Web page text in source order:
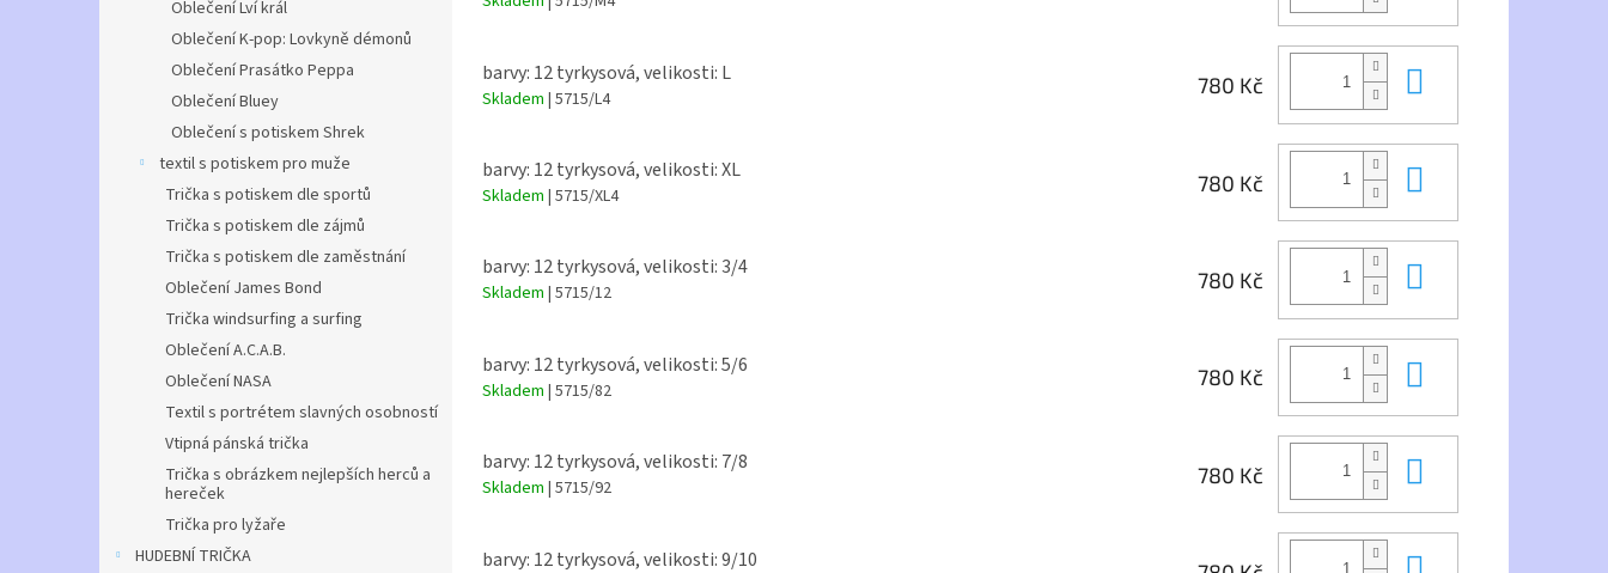
Oblečení Lví král
Oblečení K-pop: Lovkyně démonů
Oblečení Prasátko Peppa
Oblečení Bluey
Oblečení s potiskem Shrek
textil s potiskem pro muže
Trička s potiskem dle sportů
Trička s potiskem dle zájmů
Trička s potiskem dle zaměstnání
Oblečení James Bond
Trička windsurfing a surfing
Oblečení A.C.A.B.
Oblečení NASA
Textil s portrétem slavných osobností
Vtipná pánská trička
Trička s obrázkem nejlepších herců a
hereček
Trička pro lyžaře
HUDEBNÍ TRIČKA
barvy: 12 tyrkysová, velikosti: L
Skladem | 5715/L4
780 Kč
barvy: 12 tyrkysová, velikosti: XL
Skladem | 5715/XL4
780 Kč
barvy: 12 tyrkysová, velikosti: 3/4
Skladem | 5715/12
780 Kč
barvy: 12 tyrkysová, velikosti: 5/6
Skladem | 5715/82
780 Kč
barvy: 12 tyrkysová, velikosti: 7/8
Skladem | 5715/92
780 Kč
barvy: 12 tyrkysová, velikosti: 9/10